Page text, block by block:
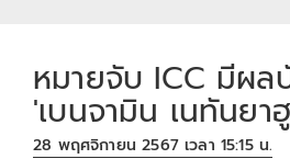
หมายจับ ICC มีผล
'เบนจามิน เนทันยา
28 พฤศจิกายน 2567 เวลา 15:15 น.